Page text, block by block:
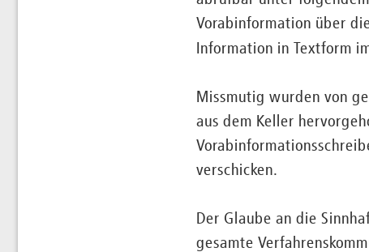
Vorabinformation über
Information in Textform
Missmutig wurden von
aus dem Keller
verschicken.
Der Glaube an die
gesamte